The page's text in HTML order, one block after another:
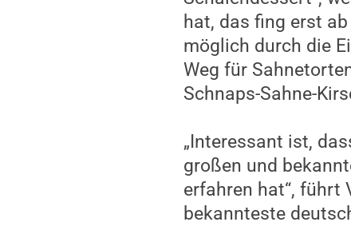
hat, das fing erst
möglich durch die
Weg für
Schnaps-Sahne-
„Interessant ist,
großen und
erfahren hat“, führt
bekannteste